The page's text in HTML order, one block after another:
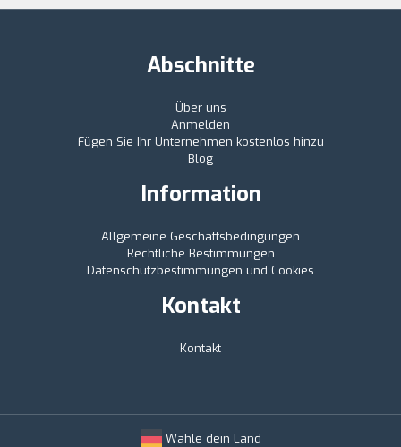
Abschnitte
Über uns
Anmelden
Fügen Sie Ihr Unternehmen kostenlos hinzu
Blog
Information
Allgemeine Geschäftsbedingungen
Rechtliche Bestimmungen
Datenschutzbestimmungen und Cookies
Kontakt
Kontakt
Wähle dein Land